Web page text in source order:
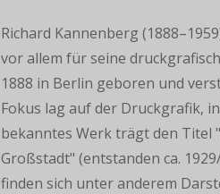
Richard Kannenberg
vor allem für seine
1888 in Berlin geboren und
Fokus lag auf der Druckgrafik,
bekanntes Werk trägt den Titel
Großstadt" (entstanden ca.
finden sich unter anderem